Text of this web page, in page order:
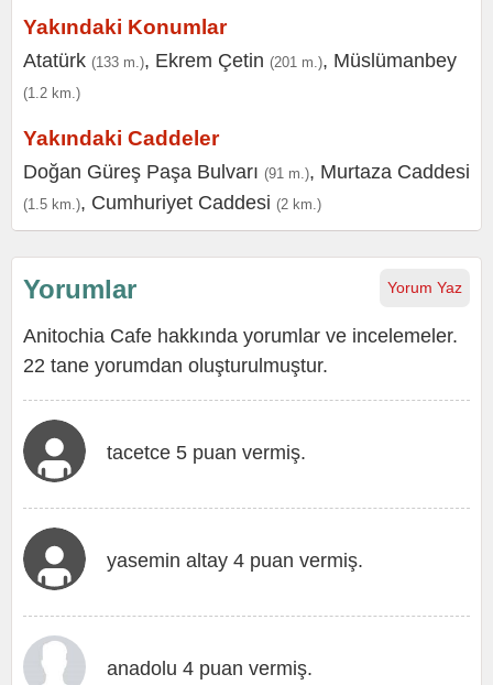
Yakındaki Konumlar
Atatürk (133 m.), Ekrem Çetin (201 m.), Müslümanbey
(1.2 km.)
Yakındaki Caddeler
Doğan Güreş Paşa Bulvarı (91 m.), Murtaza Caddesi
(1.5 km.), Cumhuriyet Caddesi (2 km.)
Yorum Yaz
Yorumlar
Anitochia Cafe hakkında yorumlar ve incelemeler.
22 tane yorumdan oluşturulmuştur.
tacetce 5 puan vermiş.
yasemin altay 4 puan vermiş.
anadolu 4 puan vermiş.